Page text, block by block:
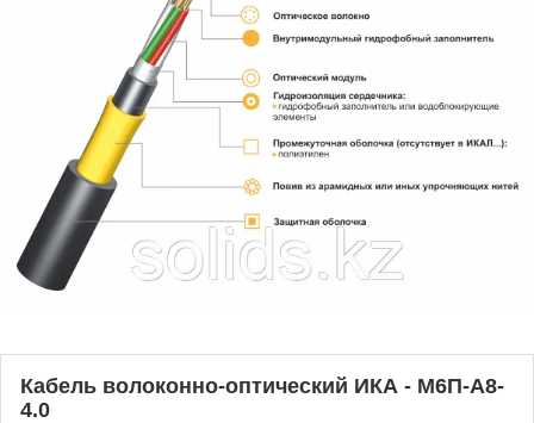
Кабель волоконно-оптический ИКА - М6П-А8-
4.0